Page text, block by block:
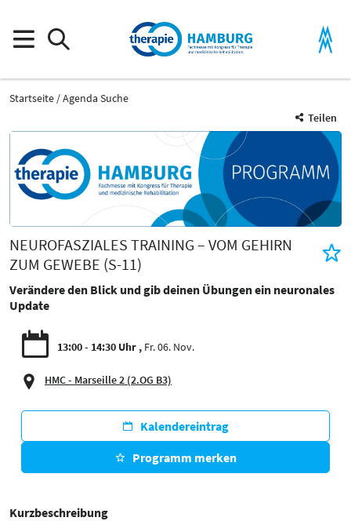
Startseite
Agenda Suche
Teilen
NEUROFASZIALES TRAINING – VOM GEHIRN
ZUM GEWEBE (S-11)
Verändere den Blick und gib deinen Übungen ein neuronales
Update
13:00 - 14:30 Uhr Fr. 06. Nov.
HMC - Marseille 2 (2.OG B3)
Kalendereintrag
Programm merken
Kurzbeschreibung